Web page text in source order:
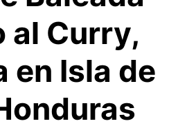
al Curry,
en Isla de